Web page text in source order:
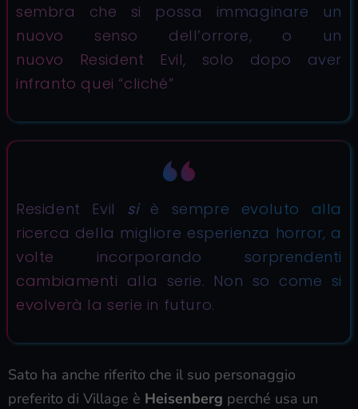
sembra che si possa immaginare un
nuovo senso dell’orrore, o un
nuovo Resident Evil, solo dopo aver
infranto quei “cliché”
Resident Evil siè sempre evoluto alla
ricerca della migliore esperienza horror, a
volte incorporando sorprendenti
cambiamenti alla serie. Non so come si
evolverà la serie in futuro.
Sato ha anche riferito che il suo personaggio
preferito di Village è Heisenberg perché usa un